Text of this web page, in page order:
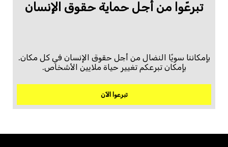
تبرعّوا من أجل حماية حقوق الإنسان
بإمكاننا سويًا النضال من أجل حقوق الإنسان في كل مكان.
بإمكان تبرعكم تغيير حياة ملايين الأشخاص.
تبرعوا الآن